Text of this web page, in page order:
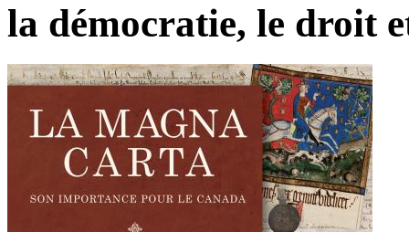
la démocratie, le droit